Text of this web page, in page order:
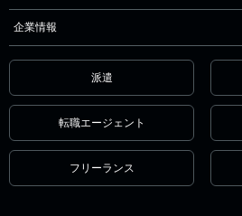
企業情報
派遣
転職エージェント
フリーランス